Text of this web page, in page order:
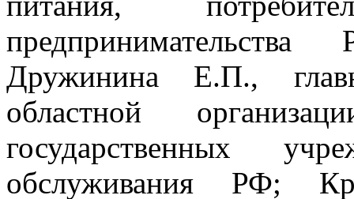
Дружинина Е.П.,
областной
государственных
обслуживания РФ;